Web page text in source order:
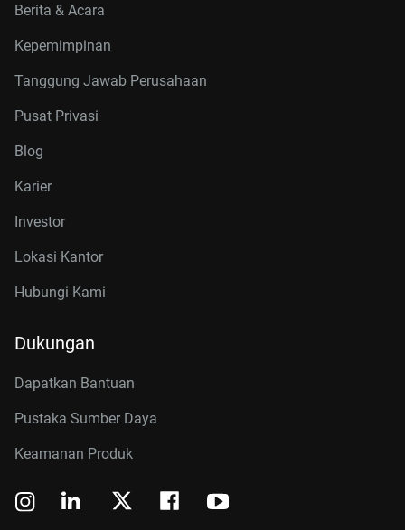
Berita & Acara
Kepemimpinan
Tanggung Jawab Perusahaan
Pusat Privasi
Blog
Karier
Investor
Lokasi Kantor
Hubungi Kami
Dukungan
Dapatkan Bantuan
Pustaka Sumber Daya
Keamanan Produk